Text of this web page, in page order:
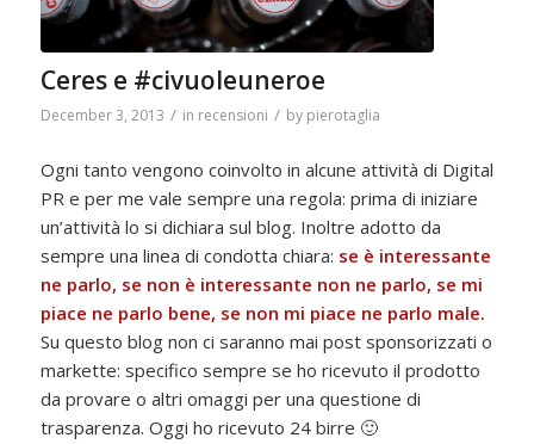
Ceres e #civuoleuneroe
December 3, 2013 / in recensioni / by pierotaglia
Ogni tanto vengono coinvolto in alcune attività di Digital
PR e per me vale sempre una regola: prima di iniziare
un’attività lo si dichiara sul blog. Inoltre adotto da
sempre una linea di condotta chiara: se è interessante
ne parlo, se non è interessante non ne parlo, se mi
piace ne parlo bene, se non mi piace ne parlo male.
Su questo blog non ci saranno mai post sponsorizzati o
markette: specifico sempre se ho ricevuto il prodotto
da provare o altri omaggi per una questione di
trasparenza. Oggi ho ricevuto 24 birre 🙂